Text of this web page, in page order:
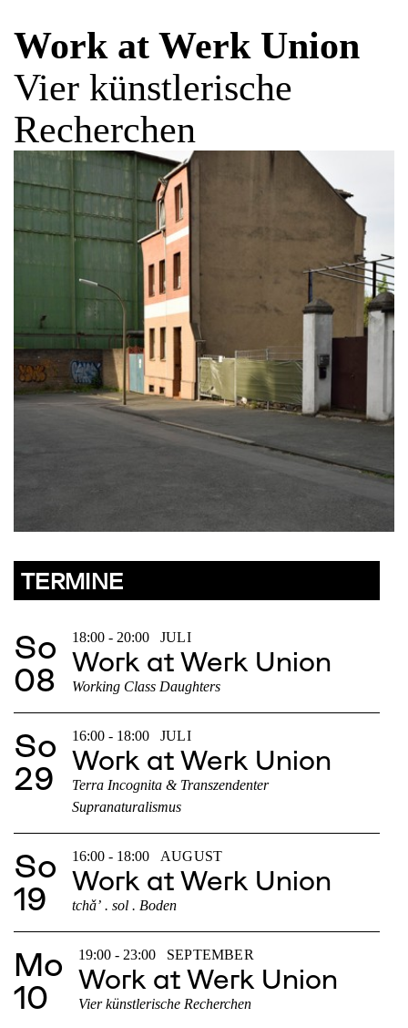
Work at Werk Union
Vier künstlerische
Recherchen
TERMINE
So
08
18:00 - 20:00 JULI
Work at Werk Union
Working Class Daughters
So
29
16:00 - 18:00 JULI
Work at Werk Union
Terra Incognita & Transzendenter
Supranaturalismus
So
19
16:00 - 18:00 AUGUST
Work at Werk Union
tchǎʼ . sol . Boden
Mo
10
19:00 - 23:00 SEPTEMBER
Work at Werk Union
Vier künstlerische Recherchen